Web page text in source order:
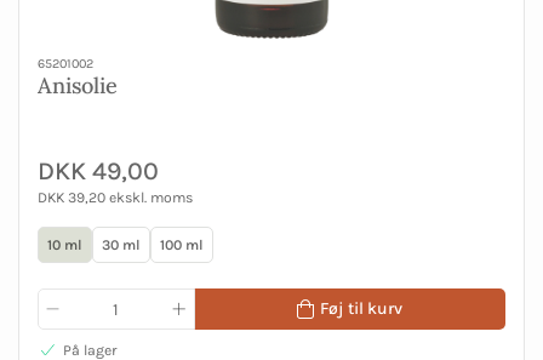
65201002
Anisolie
DKK 49,00
DKK 39,20 ekskl. moms
10 ml 30 ml 100 ml
Føj til kurv
På lager